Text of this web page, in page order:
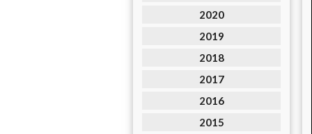
2020
2019
2018
2017
2016
2015